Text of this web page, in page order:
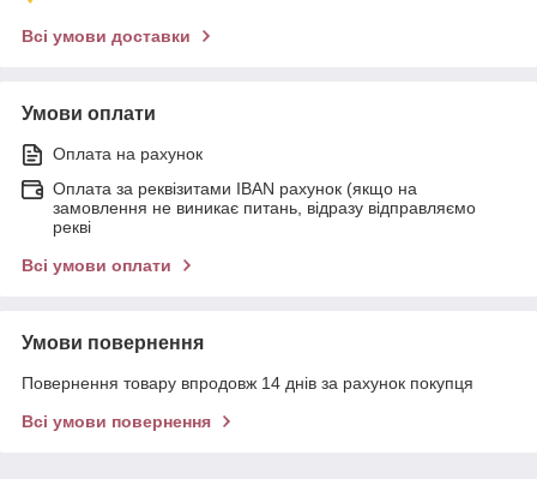
Всі умови доставки
Умови оплати
Оплата на рахунок
Оплата за реквізитами IBAN рахунок (якщо на
замовлення не виникає питань, відразу відправляємо
рекві
Всі умови оплати
Умови повернення
Повернення товару впродовж 14 днів за рахунок покупця
Всі умови повернення